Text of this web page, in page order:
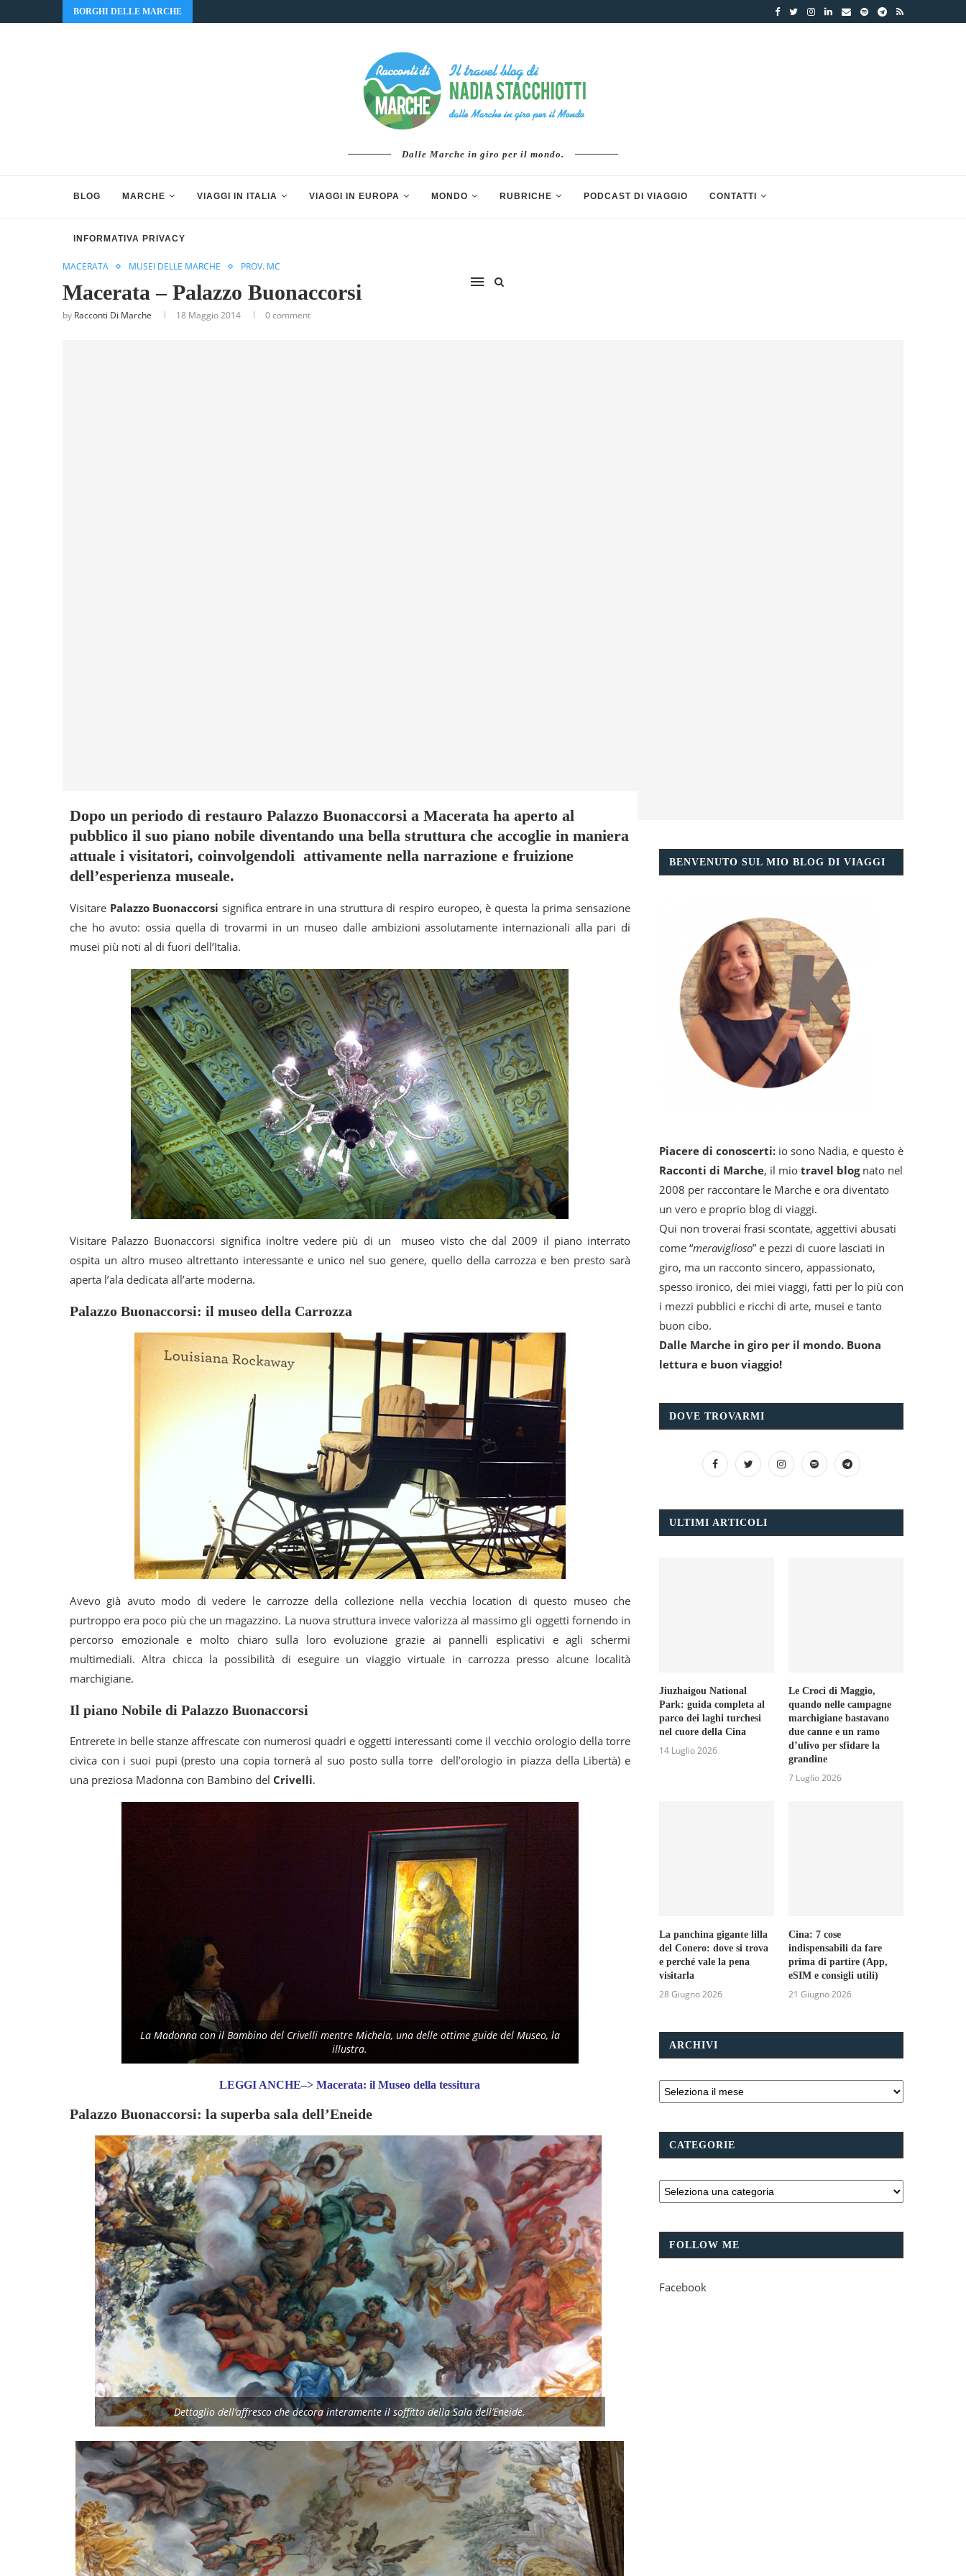
BORGHI DELLE MARCHE
Dalle Marche in giro per il mondo.
BLOG MARCHE VIAGGI IN ITALIA VIAGGI IN EUROPA MONDO RUBRICHE PODCAST DI VIAGGIO CONTATTI
INFORMATIVA PRIVACY
MACERATA MUSEI DELLE MARCHE PROV. MC
Macerata – Palazzo Buonaccorsi
by Racconti Di Marche 18 Maggio 2014 0 comment
Dopo un periodo di restauro Palazzo Buonaccorsi a Macerata ha aperto al
pubblico il suo piano nobile diventando una bella struttura che accoglie in maniera
attuale i visitatori, coinvolgendoli attivamente nella narrazione e fruizione
dell’esperienza museale.
Visitare Palazzo Buonaccorsi significa entrare in una struttura di respiro europeo, è questa la prima sensazione
che ho avuto: ossia quella di trovarmi in un museo dalle ambizioni assolutamente internazionali alla pari di
musei più noti al di fuori dell’Italia.
Visitare Palazzo Buonaccorsi significa inoltre vedere più di un museo visto che dal 2009 il piano interrato
ospita un altro museo altrettanto interessante e unico nel suo genere, quello della carrozza e ben presto sarà
aperta l’ala dedicata all’arte moderna.
Palazzo Buonaccorsi: il museo della Carrozza
Avevo già avuto modo di vedere le carrozze della collezione nella vecchia location di questo museo che
purtroppo era poco più che un magazzino. La nuova struttura invece valorizza al massimo gli oggetti fornendo in
percorso emozionale e molto chiaro sulla loro evoluzione grazie ai pannelli esplicativi e agli schermi
multimediali. Altra chicca la possibilità di eseguire un viaggio virtuale in carrozza presso alcune località
marchigiane.
Il piano Nobile di Palazzo Buonaccorsi
Entrerete in belle stanze affrescate con numerosi quadri e oggetti interessanti come il vecchio orologio della torre
civica con i suoi pupi (presto una copia tornerà al suo posto sulla torre dell’orologio in piazza della Libertà) e
una preziosa Madonna con Bambino del Crivelli.
La Madonna con il Bambino del Crivelli mentre Michela, una delle ottime guide del Museo, la
illustra.
LEGGI ANCHE–> Macerata: il Museo della tessitura
Palazzo Buonaccorsi: la superba sala dell’Eneide
Dettaglio dell’affresco che decora interamente il soffitto della Sala dell’Eneide.
BENVENUTO SUL MIO BLOG DI VIAGGI
Piacere di conoscerti: io sono Nadia, e questo è
Racconti di Marche, il mio travel blognato nel
2008 per raccontare le Marche e ora diventato
un vero e proprio blog di viaggi.
Qui non troverai frasi scontate, aggettivi abusati
come “meraviglioso” e pezzi di cuore lasciati in
giro, ma un racconto sincero, appassionato,
spesso ironico, dei miei viaggi, fatti per lo più con
i mezzi pubblici e ricchi di arte, musei e tanto
buon cibo.
Dalle Marche in giro per il mondo. Buona
lettura e buon viaggio!
DOVE TROVARMI
ULTIMI ARTICOLI
Jiuzhaigou National
Park: guida completa al
parco dei laghi turchesi
nel cuore della Cina
14 Luglio 2026
Le Croci di Maggio,
quando nelle campagne
marchigiane bastavano
due canne e un ramo
d’ulivo per sfidare la
grandine
7 Luglio 2026
La panchina gigante lilla
del Conero: dove si trova
e perché vale la pena
visitarla
28 Giugno 2026
Cina: 7 cose
indispensabili da fare
prima di partire (App,
eSIM e consigli utili)
21 Giugno 2026
ARCHIVI
CATEGORIE
FOLLOW ME
Facebook